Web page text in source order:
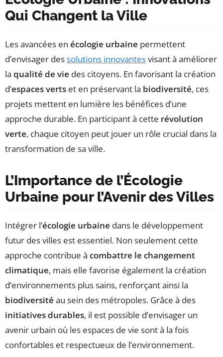
Qui Changent la Ville
Les avancées en écologie urbaine permettent
d’envisager dessolutions innovantesvisant à améliorer
la qualité de vie des citoyens. En favorisant la création
d’espaces verts et en préservant la biodiversité, ces
projets mettent en lumière les bénéfices d’une
approche durable. En participant à cette révolution
verte, chaque citoyen peut jouer un rôle crucial dans la
transformation de sa ville.
L’Importance de l’Écologie
Urbaine pour l’Avenir des Villes
Intégrer l’écologie urbaine dans le développement
futur des villes est essentiel. Non seulement cette
approche contribue à combattre le changement
climatique, mais elle favorise également la création
d’environnements plus sains, renforçant ainsi la
biodiversité au sein des métropoles. Grâce à des
initiatives durables, il est possible d’envisager un
avenir urbain où les espaces de vie sont à la fois
confortables et respectueux de l’environnement.